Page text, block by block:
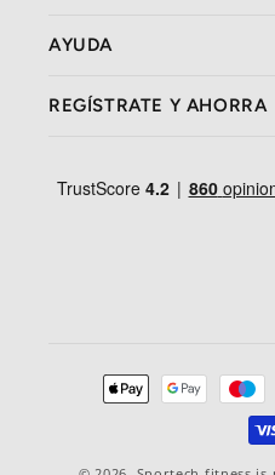
AYUDA
REGÍSTRATE Y AHORRA
Formas
de